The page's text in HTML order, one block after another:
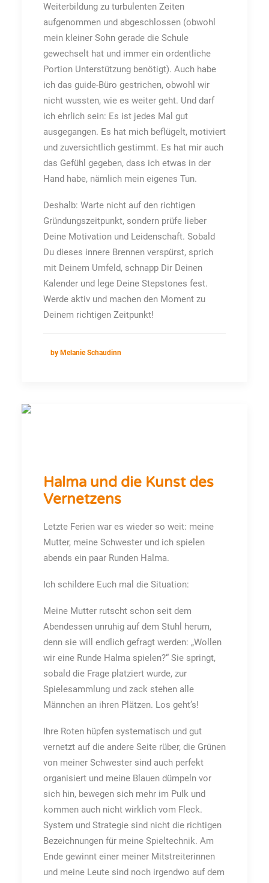
Weiterbildung zu turbulenten Zeiten
aufgenommen und abgeschlossen (obwohl
mein kleiner Sohn gerade die Schule
gewechselt hat und immer ein ordentliche
Portion Unterstützung benötigt). Auch habe
ich das guide-Büro gestrichen, obwohl wir
nicht wussten, wie es weiter geht. Und darf
ich ehrlich sein: Es ist jedes Mal gut
ausgegangen. Es hat mich beflügelt, motiviert
und zuversichtlich gestimmt. Es hat mir auch
das Gefühl gegeben, dass ich etwas in der
Hand habe, nämlich mein eigenes Tun.
Deshalb: Warte nicht auf den richtigen
Gründungszeitpunkt, sondern prüfe lieber
Deine Motivation und Leidenschaft. Sobald
Du dieses innere Brennen verspürst, sprich
mit Deinem Umfeld, schnapp Dir Deinen
Kalender und lege Deine Stepstones fest.
Werde aktiv und machen den Moment zu
Deinem richtigen Zeitpunkt!
by Melanie Schaudinn
Halma und die Kunst des
Vernetzens
Letzte Ferien war es wieder so weit: meine
Mutter, meine Schwester und ich spielen
abends ein paar Runden Halma.
Ich schildere Euch mal die Situation:
Meine Mutter rutscht schon seit dem
Abendessen unruhig auf dem Stuhl herum,
denn sie will endlich gefragt werden: „Wollen
wir eine Runde Halma spielen?“ Sie springt,
sobald die Frage platziert wurde, zur
Spielesammlung und zack stehen alle
Männchen an ihren Plätzen. Los geht’s!
Ihre Roten hüpfen systematisch und gut
vernetzt auf die andere Seite rüber, die Grünen
von meiner Schwester sind auch perfekt
organisiert und meine Blauen dümpeln vor
sich hin, bewegen sich mehr im Pulk und
kommen auch nicht wirklich vom Fleck.
System und Strategie sind nicht die richtigen
Bezeichnungen für meine Spieltechnik. Am
Ende gewinnt einer meiner Mitstreiterinnen
und meine Leute sind noch irgendwo auf dem